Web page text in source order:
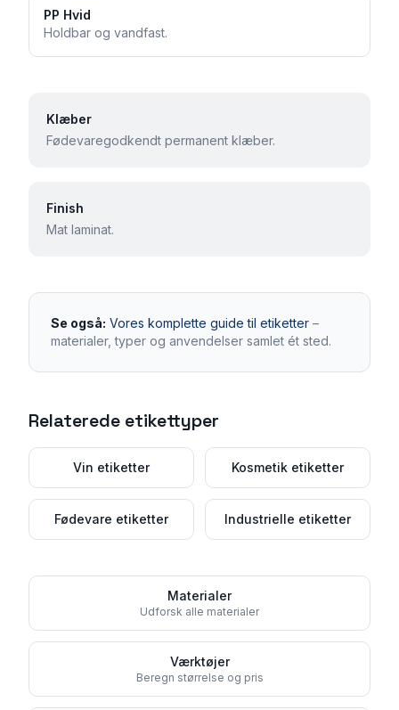
PP Hvid
Holdbar og vandfast.
Klæber
Fødevaregodkendt permanent klæber.
Finish
Mat laminat.
Se også: Vores komplette guide til etiketter –
materialer, typer og anvendelser samlet ét sted.
Relaterede etikettyper
Vin etiketter Kosmetik etiketter
Fødevare etiketter Industrielle etiketter
Materialer
Udforsk alle materialer
Værktøjer
Beregn størrelse og pris